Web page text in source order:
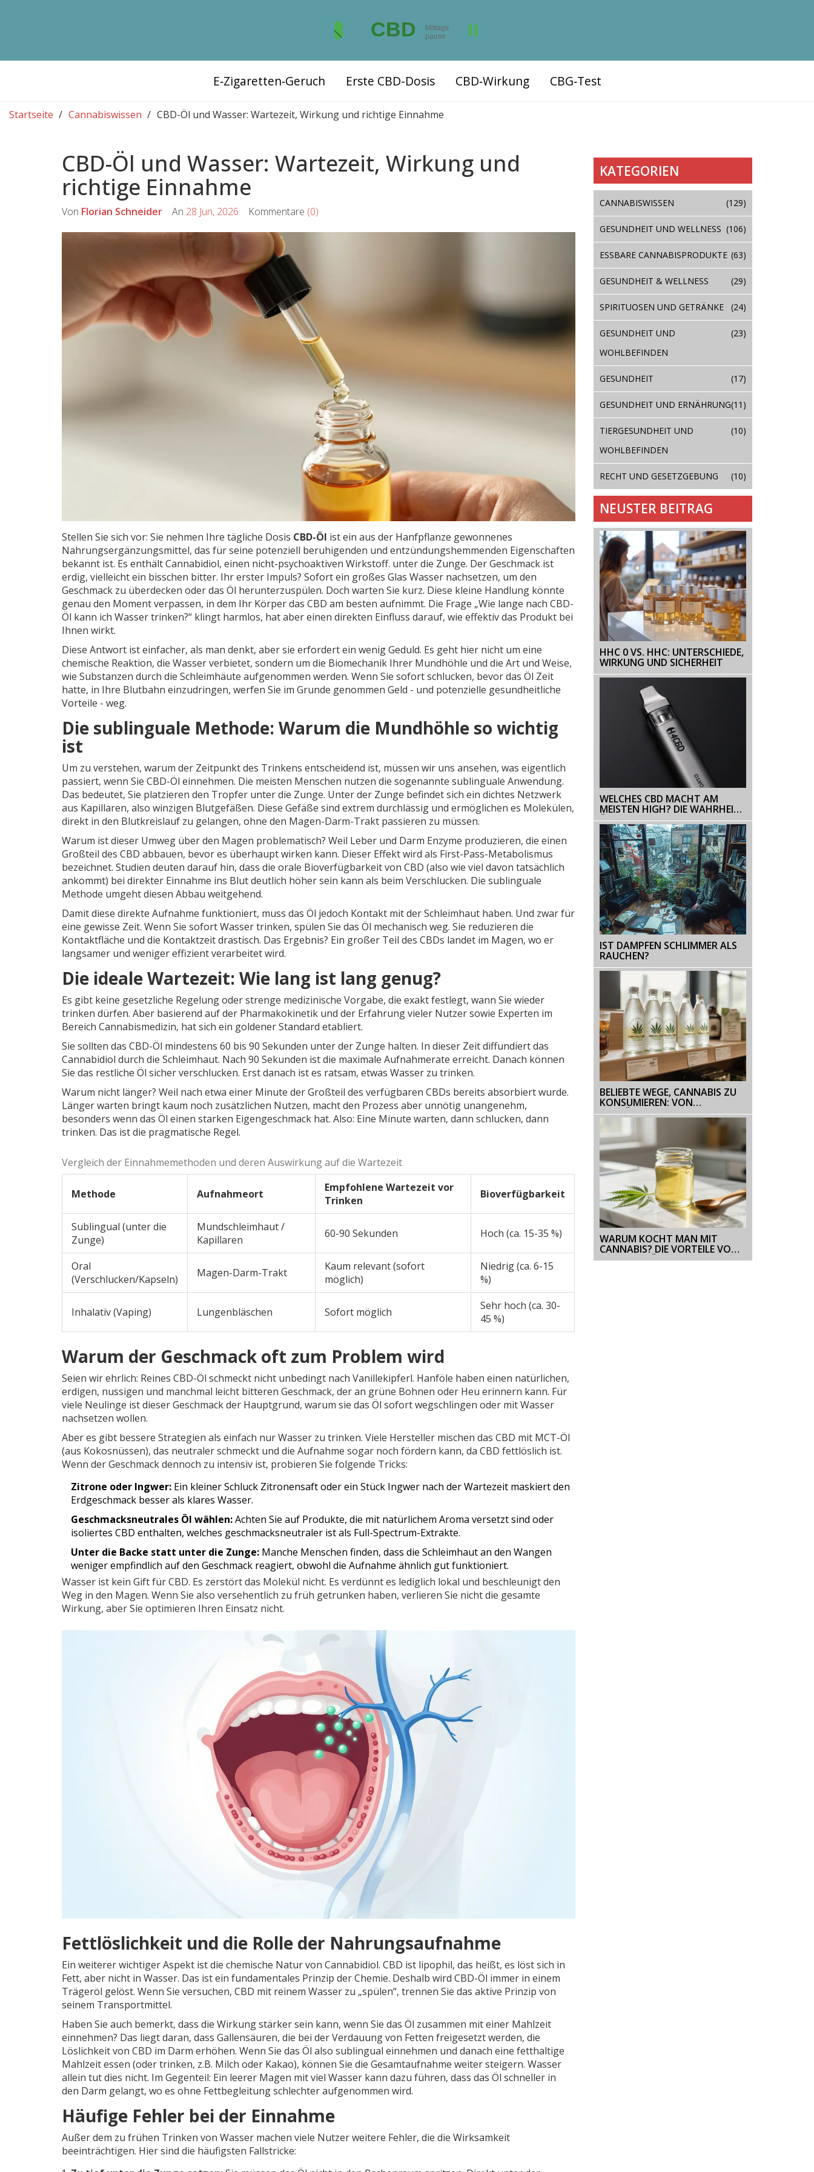
E‑Zigaretten‑Geruch Erste CBD-Dosis CBD‑Wirkung CBG‑Test
Startseite Cannabiswissen CBD-Öl und Wasser: Wartezeit, Wirkung und richtige Einnahme
CBD-Öl und Wasser: Wartezeit, Wirkung und
richtige Einnahme
Von Florian Schneider An 28 Jun, 2026 Kommentare (0)
Stellen Sie sich vor: Sie nehmen Ihre tägliche Dosis CBD-Öl istein aus der Hanfpflanze gewonnenes
Nahrungsergänzungsmittel, das für seine potenziell beruhigenden und entzündungshemmenden Eigenschaften
bekannt ist. Es enthältCannabidiol, einen nicht-psychoaktiven Wirkstoff. unter die Zunge. Der Geschmack ist
erdig, vielleicht ein bisschen bitter. Ihr erster Impuls? Sofort ein großes Glas Wasser nachsetzen, um den
Geschmack zu überdecken oder das Öl herunterzuspülen. Doch warten Sie kurz. Diese kleine Handlung könnte
genau den Moment verpassen, in dem Ihr Körper das CBD am besten aufnimmt. Die Frage „Wie lange nach CBD-
Öl kann ich Wasser trinken?“ klingt harmlos, hat aber einen direkten Einfluss darauf, wie effektiv das Produkt bei
Ihnen wirkt.
Diese Antwort ist einfacher, als man denkt, aber sie erfordert ein wenig Geduld. Es geht hier nicht um eine
chemische Reaktion, die Wasser verbietet, sondern um die Biomechanik Ihrer Mundhöhle und die Art und Weise,
wie Substanzen durch die Schleimhäute aufgenommen werden. Wenn Sie sofort schlucken, bevor das Öl Zeit
hatte, in Ihre Blutbahn einzudringen, werfen Sie im Grunde genommen Geld - und potenzielle gesundheitliche
Vorteile - weg.
Die sublinguale Methode: Warum die Mundhöhle so wichtig
ist
Um zu verstehen, warum der Zeitpunkt des Trinkens entscheidend ist, müssen wir uns ansehen, was eigentlich
passiert, wenn Sie CBD-Öl einnehmen. Die meisten Menschen nutzen die sogenannte sublinguale Anwendung.
Das bedeutet, Sie platzieren den Tropfer unter die Zunge. Unter der Zunge befindet sich ein dichtes Netzwerk
aus Kapillaren, also winzigen Blutgefäßen. Diese Gefäße sind extrem durchlässig und ermöglichen es Molekülen,
direkt in den Blutkreislauf zu gelangen, ohne den Magen-Darm-Trakt passieren zu müssen.
Warum ist dieser Umweg über den Magen problematisch? Weil Leber und Darm Enzyme produzieren, die einen
Großteil des CBD abbauen, bevor es überhaupt wirken kann. Dieser Effekt wird als First-Pass-Metabolismus
bezeichnet. Studien deuten darauf hin, dass die orale Bioverfügbarkeit von CBD (also wie viel davon tatsächlich
ankommt) bei direkter Einnahme ins Blut deutlich höher sein kann als beim Verschlucken. Die sublinguale
Methode umgeht diesen Abbau weitgehend.
Damit diese direkte Aufnahme funktioniert, muss das Öl jedoch Kontakt mit der Schleimhaut haben. Und zwar für
eine gewisse Zeit. Wenn Sie sofort Wasser trinken, spülen Sie das Öl mechanisch weg. Sie reduzieren die
Kontaktfläche und die Kontaktzeit drastisch. Das Ergebnis? Ein großer Teil des CBDs landet im Magen, wo er
langsamer und weniger effizient verarbeitet wird.
Die ideale Wartezeit: Wie lang ist lang genug?
Es gibt keine gesetzliche Regelung oder strenge medizinische Vorgabe, die exakt festlegt, wann Sie wieder
trinken dürfen. Aber basierend auf der Pharmakokinetik und der Erfahrung vieler Nutzer sowie Experten im
Bereich Cannabismedizin, hat sich ein goldener Standard etabliert.
Sie sollten das CBD-Öl mindestens 60 bis 90 Sekunden unter der Zunge halten. In dieser Zeit diffundiert das
Cannabidiol durch die Schleimhaut. Nach 90 Sekunden ist die maximale Aufnahmerate erreicht. Danach können
Sie das restliche Öl sicher verschlucken. Erst danach ist es ratsam, etwas Wasser zu trinken.
Warum nicht länger? Weil nach etwa einer Minute der Großteil des verfügbaren CBDs bereits absorbiert wurde.
Länger warten bringt kaum noch zusätzlichen Nutzen, macht den Prozess aber unnötig unangenehm,
besonders wenn das Öl einen starken Eigengeschmack hat. Also: Eine Minute warten, dann schlucken, dann
trinken. Das ist die pragmatische Regel.
Vergleich der Einnahmemethoden und deren Auswirkung auf die Wartezeit
Methode Aufnahmeort
Empfohlene Wartezeit vor
Trinken
Bioverfügbarkeit
Sublingual (unter die
Zunge)
Mundschleimhaut /
Kapillaren
60-90 Sekunden Hoch (ca. 15-35 %)
Oral
(Verschlucken/Kapseln)
Magen-Darm-Trakt
Kaum relevant (sofort
möglich)
Niedrig (ca. 6-15
%)
Inhalativ (Vaping) Lungenbläschen Sofort möglich
Sehr hoch (ca. 30-
45 %)
Warum der Geschmack oft zum Problem wird
Seien wir ehrlich: Reines CBD-Öl schmeckt nicht unbedingt nach Vanillekipferl. Hanföle haben einen natürlichen,
erdigen, nussigen und manchmal leicht bitteren Geschmack, der an grüne Bohnen oder Heu erinnern kann. Für
viele Neulinge ist dieser Geschmack der Hauptgrund, warum sie das Öl sofort wegschlingen oder mit Wasser
nachsetzen wollen.
Aber es gibt bessere Strategien als einfach nur Wasser zu trinken. Viele Hersteller mischen das CBD mit MCT-Öl
(aus Kokosnüssen), das neutraler schmeckt und die Aufnahme sogar noch fördern kann, da CBD fettlöslich ist.
Wenn der Geschmack dennoch zu intensiv ist, probieren Sie folgende Tricks:
Zitrone oder Ingwer: Ein kleiner Schluck Zitronensaft oder ein Stück Ingwer nach der Wartezeit maskiert den
Erdgeschmack besser als klares Wasser.
Geschmacksneutrales Öl wählen:Achten Sie auf Produkte, die mit natürlichem Aroma versetzt sind oder
isoliertes CBD enthalten, welches geschmacksneutraler ist als Full-Spectrum-Extrakte.
Unter die Backe statt unter die Zunge: Manche Menschen finden, dass die Schleimhaut an den Wangen
weniger empfindlich auf den Geschmack reagiert, obwohl die Aufnahme ähnlich gut funktioniert.
Wasser ist kein Gift für CBD. Es zerstört das Molekül nicht. Es verdünnt es lediglich lokal und beschleunigt den
Weg in den Magen. Wenn Sie also versehentlich zu früh getrunken haben, verlieren Sie nicht die gesamte
Wirkung, aber Sie optimieren Ihren Einsatz nicht.
Fettlöslichkeit und die Rolle der Nahrungsaufnahme
Ein weiterer wichtiger Aspekt ist die chemische Natur von Cannabidiol. CBD ist lipophil, das heißt, es löst sich in
Fett, aber nicht in Wasser. Das ist ein fundamentales Prinzip der Chemie. Deshalb wird CBD-Öl immer in einem
Trägeröl gelöst. Wenn Sie versuchen, CBD mit reinem Wasser zu „spülen“, trennen Sie das aktive Prinzip von
seinem Transportmittel.
Haben Sie auch bemerkt, dass die Wirkung stärker sein kann, wenn Sie das Öl zusammen mit einer Mahlzeit
einnehmen? Das liegt daran, dass Gallensäuren, die bei der Verdauung von Fetten freigesetzt werden, die
Löslichkeit von CBD im Darm erhöhen. Wenn Sie das Öl also sublingual einnehmen und danach eine fetthaltige
Mahlzeit essen (oder trinken, z.B. Milch oder Kakao), können Sie die Gesamtaufnahme weiter steigern. Wasser
allein tut dies nicht. Im Gegenteil: Ein leerer Magen mit viel Wasser kann dazu führen, dass das Öl schneller in
den Darm gelangt, wo es ohne Fettbegleitung schlechter aufgenommen wird.
Häufige Fehler bei der Einnahme
Außer dem zu frühen Trinken von Wasser machen viele Nutzer weitere Fehler, die die Wirksamkeit
beeinträchtigen. Hier sind die häufigsten Fallstricke:
KATEGORIEN
CANNABISWISSEN (129)
GESUNDHEIT UND WELLNESS (106)
ESSBARE CANNABISPRODUKTE (63)
GESUNDHEIT & WELLNESS (29)
SPIRITUOSEN UND GETRÄNKE (24)
GESUNDHEIT UND
WOHLBEFINDEN
(23)
GESUNDHEIT (17)
GESUNDHEIT UND ERNÄHRUNG(11)
TIERGESUNDHEIT UND
WOHLBEFINDEN
(10)
RECHT UND GESETZGEBUNG (10)
NEUSTER BEITRAG
HHC 0 VS. HHC: UNTERSCHIEDE,
WIRKUNG UND SICHERHEIT
WELCHES CBD MACHT AM
MEISTEN HIGH? DIE WAHRHEIT
ÜBER H4CBD VAPES UND
LEGALE CANNABINOIDE
IST DAMPFEN SCHLIMMER ALS
RAUCHEN?
BELIEBTE WEGE, CANNABIS ZU
KONSUMIEREN: VON
GETRÄNKEN BIS ZU EDIBLES
WARUM KOCHT MAN MIT
CANNABIS? DIE VORTEILE VON
EDIBLES IM ÜBERBLICK